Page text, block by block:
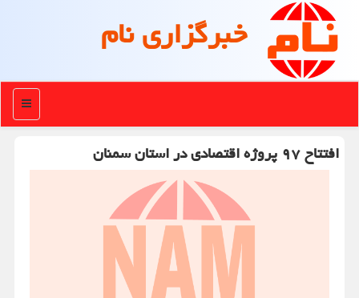
خبرگزاری نام
منو
افتتاح ۹۷ پروژه اقتصادی در استان سمنان